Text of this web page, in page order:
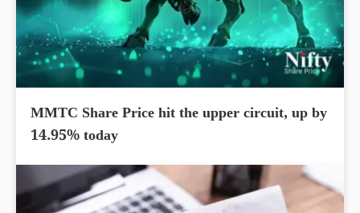
MMTC Share Price hit the upper circuit, up by
14.95% today